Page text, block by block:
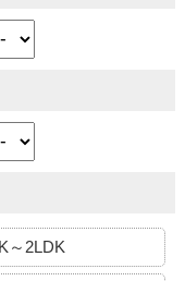
～2LDK